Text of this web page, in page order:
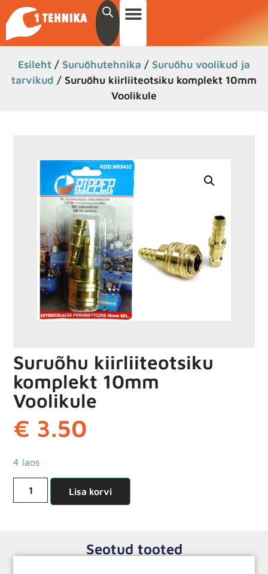
Esileht / Suruõhutehnika / Suruõhu voolikud ja
tarvikud / Suruõhu kiirliiteotsiku komplekt 10mm
Voolikule
Suruõhu kiirliiteotsiku
komplekt 10mm
Voolikule
€ 3.50
4 laos
Lisa korvi
Seotud tooted